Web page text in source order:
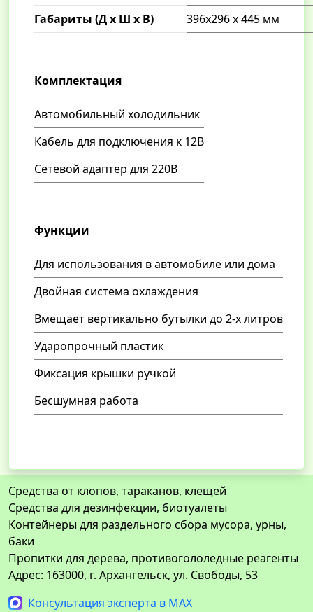
Габариты (Д x Ш x В) 396x296 x 445 мм
Комплектация
Автомобильный холодильник
Кабель для подключения к 12В
Сетевой адаптер для 220В
Функции
Для использования в автомобиле или дома
Двойная система охлаждения
Вмещает вертикально бутылки до 2-х литров
Ударопрочный пластик
Фиксация крышки ручкой
Бесшумная работа
Средства от клопов, тараканов, клещей
Средства для дезинфекции, биотуалеты
Контейнеры для раздельного сбора мусора, урны,
баки
Пропитки для дерева, противогололедные реагенты
Адрес: 163000, г. Архангельск, ул. Свободы, 53
Консультация эксперта в MAX